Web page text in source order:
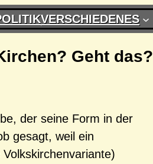
VERSCHIEDENES
Geht das?
der seine Form in der
gesagt, weil ein